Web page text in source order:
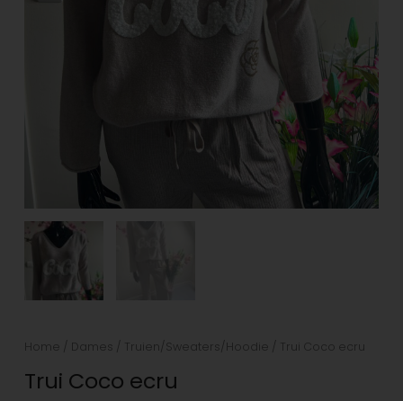
Home Dames Truien/Sweaters/Hoodie / Trui Coco ecru
Trui Coco ecru